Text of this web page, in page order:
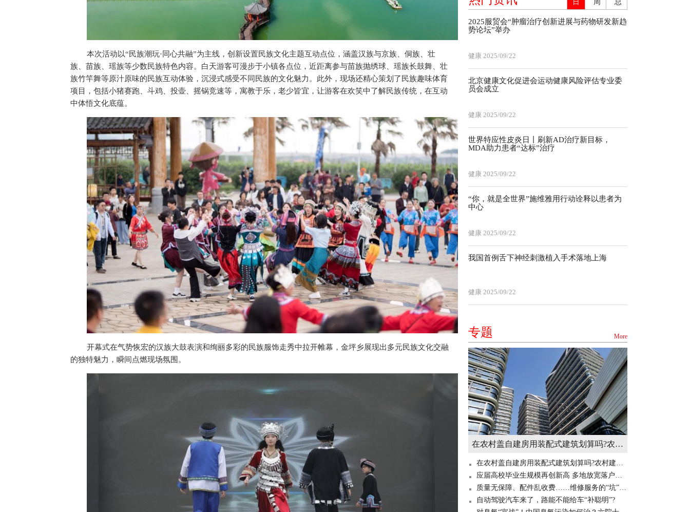
本次活动以“民族潮玩·同心共融”为主线，创新设置民族文化主题互动点位，涵盖汉族与京族、侗族、壮
族、苗族、瑶族等少数民族特色内容。白天游客可漫步于小镇各点位， 近距离参与苗族抛绣球、瑶族长鼓舞、壮
族竹竿舞等原汁原味的民族互动体验，沉浸式感受不同民族的文化魅力。此外，现场还精心策划了民族趣味体育
项目，包括小猪赛跑、斗鸡、投壶、摇锅竞速等，寓教于乐，老少皆宜，让游客在欢笑中了解民族传统，在互动
中体悟文化底蕴。
开幕式在气势恢宏的汉族大鼓表演和绚丽多彩的民族服饰走秀中拉开帷幕，金坪乡展现出多元民族文化交融
的独特魅力，瞬间点燃现场氛围。
日 周 总
2025服贸会“肿瘤治疗创新进展与药物研发新趋
势论坛”举办
健康 2025/09/22
北京健康文化促进会运动健康风险评估专业委
员会成立
健康 2025/09/22
世界特应性皮炎日丨刷新AD治疗新目标，
MDA助力患者“达标”治疗
健康 2025/09/22
“你，就是全世界”施维雅用行动诠释以患者为
中心
健康 2025/09/22
我国首例舌下神经刺激植入手术落地上海
健康 2025/09/22
专题 More
在农村盖自建房用装配式建筑划算吗?农村建造装配式房屋有补贴吗? 世界快讯
在农村盖自建房用装配式建筑划算吗?农村建造装配式房屋有补贴吗? 世界快讯
应届高校毕业生规模再创新高 多地放宽落户门槛“抢人”
质量无保障、配件乱收费……维修服务的“坑”你掉过吗？
自动驾驶汽车来了，路能不能给车“补聪明”?